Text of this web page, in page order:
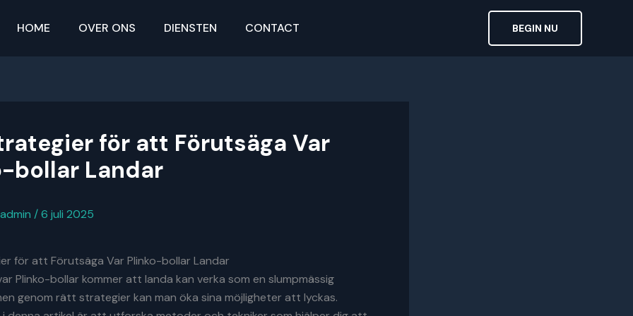
HOME OVER ONS DIENSTEN CONTACT BEGIN NU
för att Förutsäga Var
bollar Landar
admin /6 juli 2025
för att Förutsäga Var Plinko-bollar Landar
Plinko-bollar kommer att landa kan verka som en slumpmässig
genom rätt strategier kan man öka sina möjligheter att lyckas.